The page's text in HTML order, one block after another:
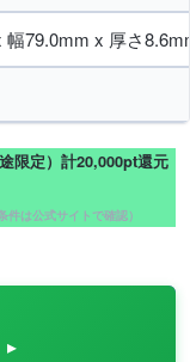
幅79.0mm x 厚さ
限定）計20,000pt還元
は公式サイトで確認）